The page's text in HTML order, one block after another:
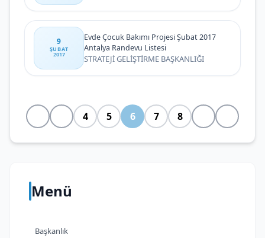
Menü
Başkanlık
9
ŞUBAT
2017
Evde Çocuk Bakımı Projesi Şubat 2017
Antalya Randevu Listesi
STRATEJİ GELİŞTİRME BAŞKANLIĞI
4 5 6 7 8